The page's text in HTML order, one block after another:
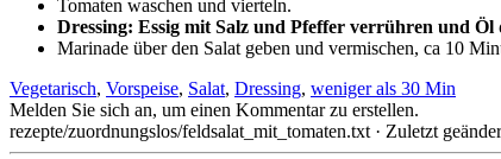
Tomaten waschen und vierteln.
Dressing: Essig mit Salz und Pfeffer verrühren und Öl
Marinade über den Salat geben und vermischen, ca 10
Vegetarisch, Vorspeise, Salat, Dressing, weniger als 30 Min
Melden Sie sich an, um einen Kommentar zu erstellen.
rezepte/zuordnungslos/feldsalat_mit_tomaten.txt · Zuletzt